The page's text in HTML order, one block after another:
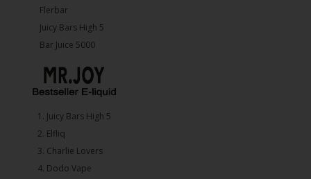
Flerbar
Juicy Bars High 5
Bar Juice 5000
1.⁠ ⁠Juicy Bars High 5
2.⁠ ⁠⁠Elfliq
3.⁠ ⁠⁠Charlie Lovers
4.⁠ ⁠⁠Dodo Vape